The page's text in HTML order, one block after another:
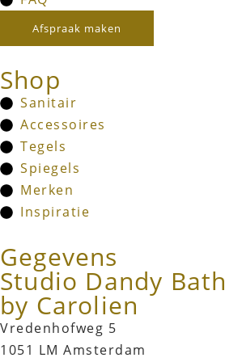
Afspraak maken
Shop
Sanitair
Accessoires
Tegels
Spiegels
Merken
Inspiratie
Gegevens
Studio Dandy
by Carolien
Vredenhofweg 5
1051 LM Amsterdam